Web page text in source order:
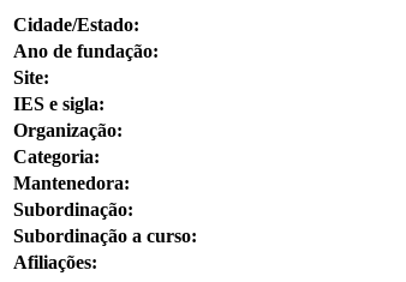
Cidade/Estado:
Ano de fundação:
Site:
IES e sigla:
Organização:
Categoria:
Mantenedora:
Subordinação:
Subordinação a curso:
Afiliações: